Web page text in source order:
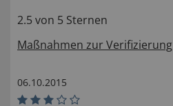
2.5 von 5 Sternen
Maßnahmen zur
06.10.2015